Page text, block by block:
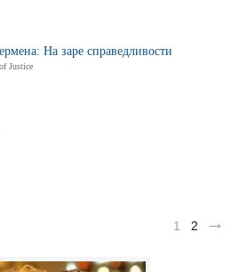
1 2
На заре справедливости
Justice